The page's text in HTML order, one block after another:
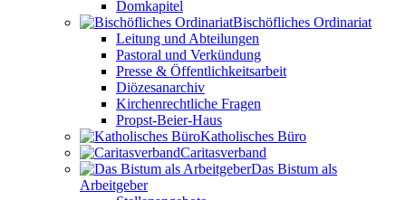
Domkapitel
Bischöfliches Ordinariat
Leitung und Abteilungen
Pastoral und Verkündung
Presse & Öffentlichkeitsarbeit
Diözesanarchiv
Kirchenrechtliche Fragen
Propst-Beier-Haus
Katholisches Büro
Caritasverband
Das Bistum als
Arbeitgeber